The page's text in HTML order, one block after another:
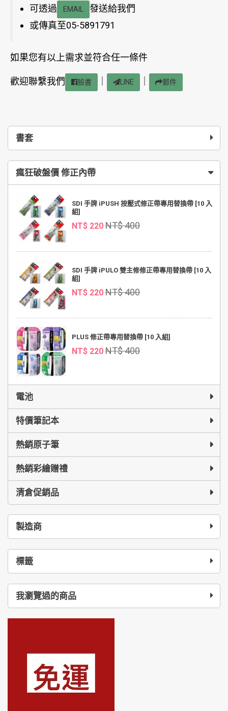
書套
瘋狂破盤價 修正內帶
SDI 手牌 iPUSH 按壓式修正帶專用替換帶 [10 入
組]
NT$ 220 NT$ 400
SDI 手牌 iPULO 雙主修修正帶專用替換帶 [10 入
組]
NT$ 220 NT$ 400
PLUS 修正帶專用替換帶 [10 入組]
NT$ 220 NT$ 400
電池
特價筆記本
熱銷原子筆
熱銷彩繪贈禮
清倉促銷品
製造商
標籤
我瀏覽過的商品
可透過 EMAIL
發送給我們
或傳真至05-5891791
如果您有以上需求並符合任一條件
歡迎聯繫我們 臉書 LINE 郵件